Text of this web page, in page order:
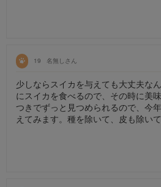
19 名無しさん
少しならスイカを与えても大丈夫な
にスイカを食べるので、その時に美
つきでずっと見つめられるので、今
えてみます。種を除いて、皮も除いて